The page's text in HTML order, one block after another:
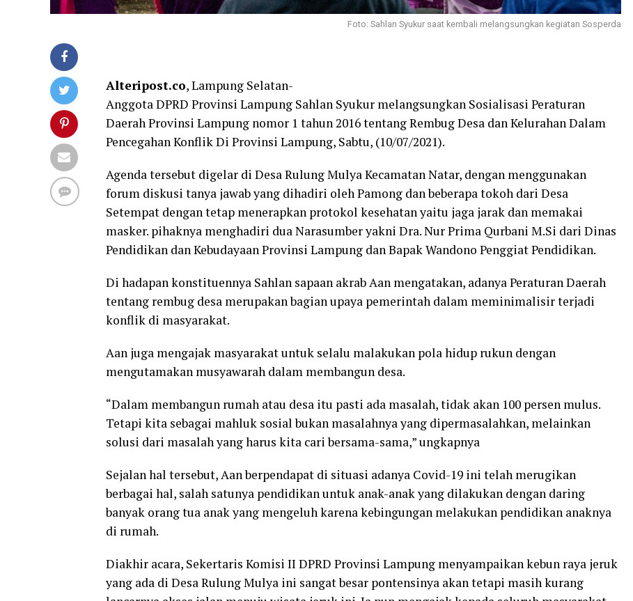
Foto: Sahlan Syukur saat kembali melangsungkan kegiatan Sosperda
Alteripost.co, Lampung Selatan-
Anggota DPRD Provinsi Lampung Sahlan Syukur melangsungkan Sosialisasi Peraturan
Daerah Provinsi Lampung nomor 1 tahun 2016 tentang Rembug Desa dan Kelurahan Dalam
Pencegahan Konflik Di Provinsi Lampung, Sabtu, (10/07/2021).
Agenda tersebut digelar di Desa Rulung Mulya Kecamatan Natar, dengan menggunakan
forum diskusi tanya jawab yang dihadiri oleh Pamong dan beberapa tokoh dari Desa
Setempat dengan tetap menerapkan protokol kesehatan yaitu jaga jarak dan memakai
masker. pihaknya menghadiri dua Narasumber yakni Dra. Nur Prima Qurbani M.Si dari Dinas
Pendidikan dan Kebudayaan Provinsi Lampung dan Bapak Wandono Penggiat Pendidikan.
Di hadapan konstituennya Sahlan sapaan akrab Aan mengatakan, adanya Peraturan Daerah
tentang rembug desa merupakan bagian upaya pemerintah dalam meminimalisir terjadi
konflik di masyarakat.
Aan juga mengajak masyarakat untuk selalu malakukan pola hidup rukun dengan
mengutamakan musyawarah dalam membangun desa.
“Dalam membangun rumah atau desa itu pasti ada masalah, tidak akan 100 persen mulus.
Tetapi kita sebagai mahluk sosial bukan masalahnya yang dipermasalahkan, melainkan
solusi dari masalah yang harus kita cari bersama-sama,” ungkapnya
Sejalan hal tersebut, Aan berpendapat di situasi adanya Covid-19 ini telah merugikan
berbagai hal, salah satunya pendidikan untuk anak-anak yang dilakukan dengan daring
banyak orang tua anak yang mengeluh karena kebingungan melakukan pendidikan anaknya
di rumah.
Diakhir acara, Sekertaris Komisi II DPRD Provinsi Lampung menyampaikan kebun raya jeruk
yang ada di Desa Rulung Mulya ini sangat besar pontensinya akan tetapi masih kurang